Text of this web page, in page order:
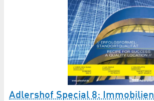
Adlershof Special 8: Immobilien